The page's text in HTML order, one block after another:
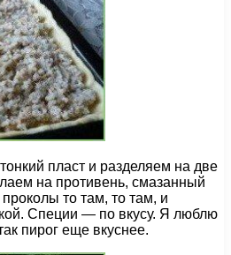
пласт и разделяем на две
на противень, смазанный
то там, то там, и
Специи — по вкусу. Я люблю
пирог еще вкуснее.